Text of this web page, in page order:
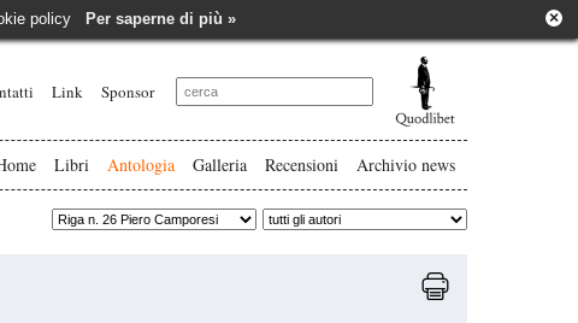
policy Per saperne di più » ×
Link Sponsor
Libri Antologia Galleria Recensioni Archivio news